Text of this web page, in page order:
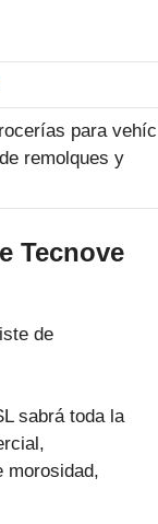
para
remolques y
Tecnove
de
sabrá toda la
morosidad,